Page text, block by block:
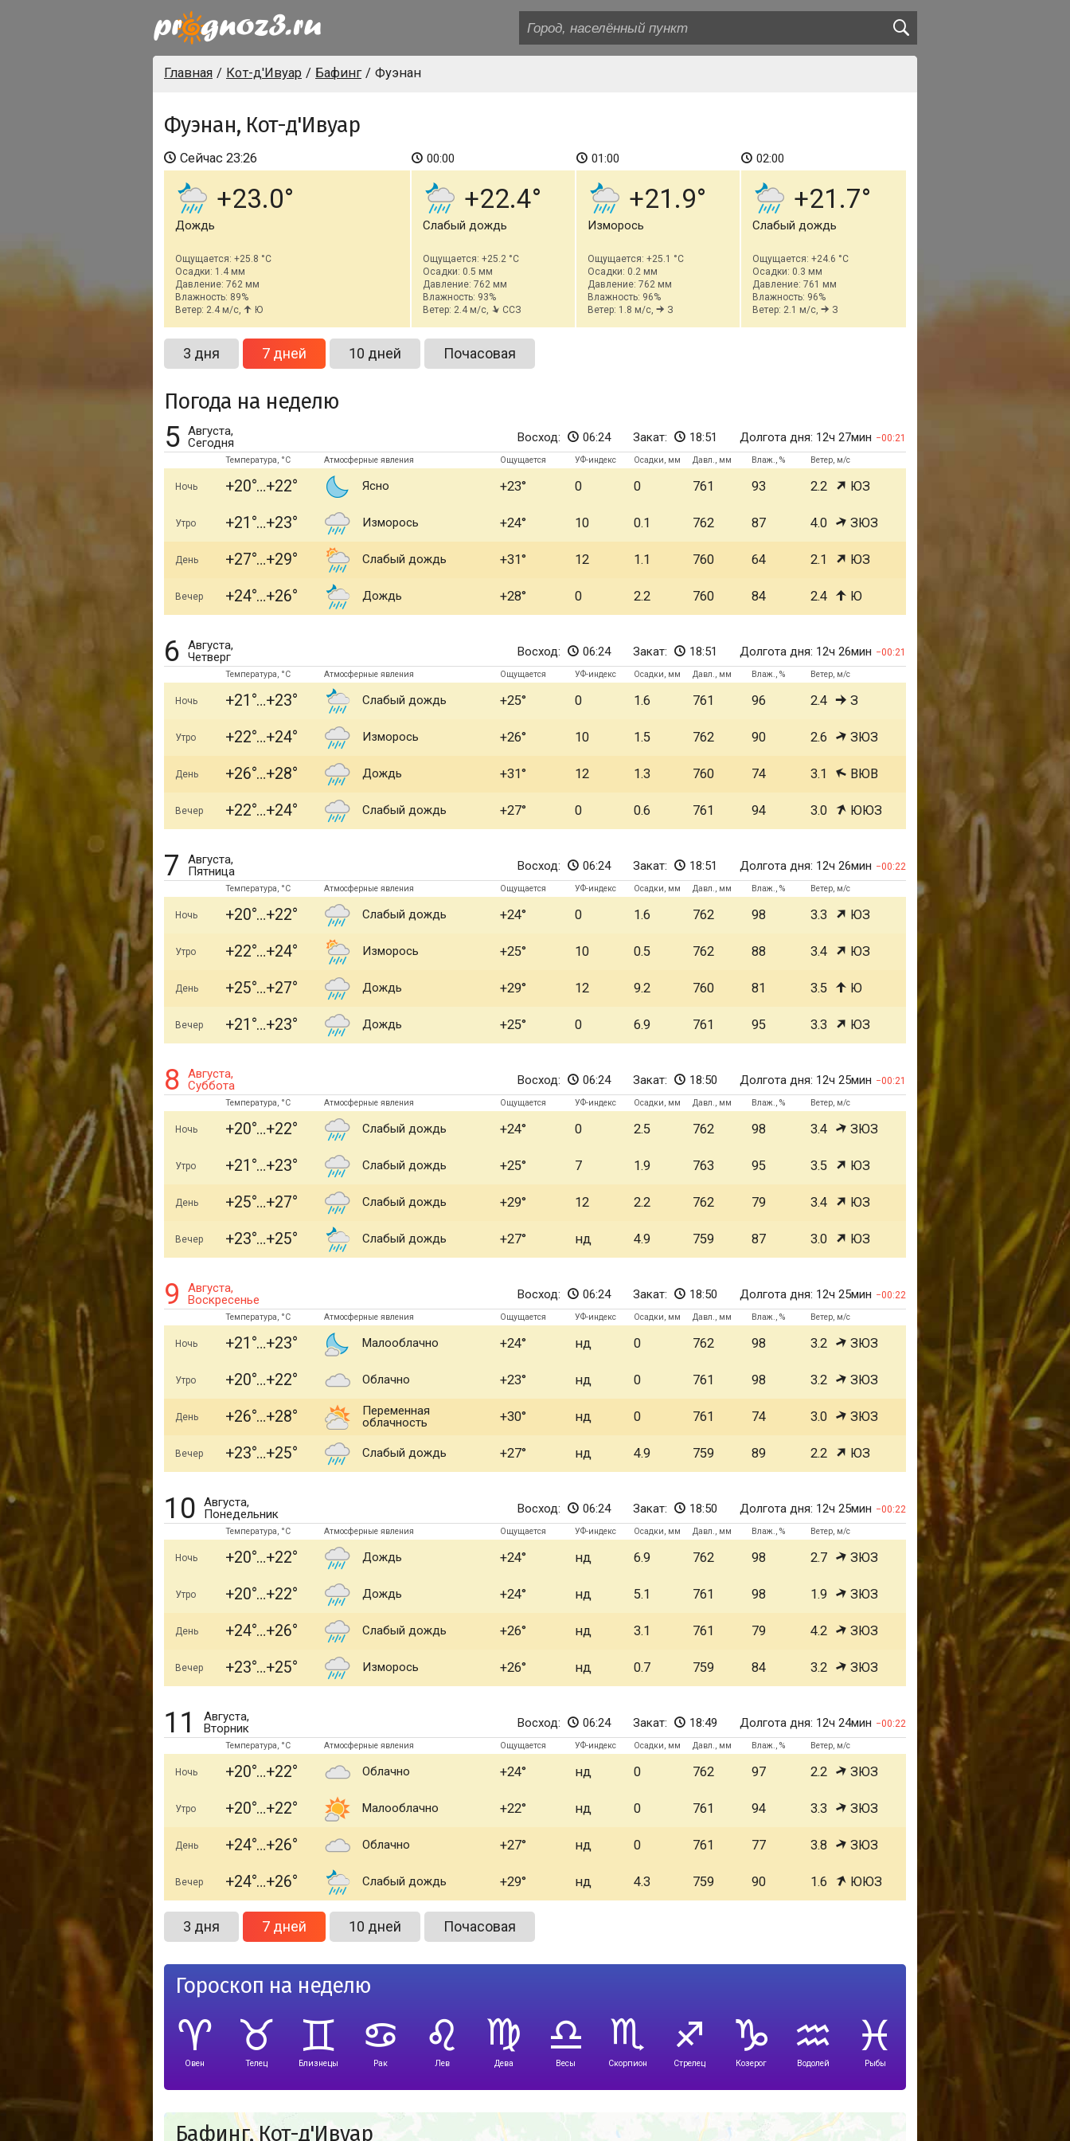
Главная Кот-д'Ивуар Бафинг Фуэнан
Фуэнан, Кот-д'Ивуар
Сейчас 23:26
+23.0
Дождь
Ощущается: +25.8 °C
Осадки: 1.4 мм
Давление: 762 мм
Влажность: 89%
Ветер: 2.4 м/с,
Ю
00:00
+22.4
Слабый дождь
Ощущается: +25.2 °C
Осадки: 0.5 мм
Давление: 762 мм
Влажность: 93%
Ветер: 2.4 м/с,
ССЗ
01:00
+21.9
Изморось
Ощущается: +25.1 °C
Осадки: 0.2 мм
Давление: 762 мм
Влажность: 96%
Ветер: 1.8 м/с,
З
02:00
+21.7
Слабый дождь
Ощущается: +24.6 °C
Осадки: 0.3 мм
Давление: 761 мм
Влажность: 96%
Ветер: 2.1 м/с,
З
3 дня 7 дней 10 дней Почасовая
Погода на неделю
5 Августа,
Сегодня
Восход: 06:24 Закат: 18:51 Долгота дня: 12ч 27мин 00:21
Температура, °C Атмосферные явления Ощущается УФ-индекс Осадки, мм Давл., мм Влаж., % Ветер, м/с
Ночь +20 +22 Ясно +23 0 0 761 93 2.2 ЮЗ
Утро +21 +23 Изморось +24 10 0.1 762 87 4.0 ЗЮЗ
День +27 +29 Слабый дождь +31 12 1.1 760 64 2.1 ЮЗ
Вечер +24 +26 Дождь +28 0 2.2 760 84 2.4 Ю
6
Августа,
Четверг
Восход: 06:24 Закат: 18:51 Долгота дня: 12ч 26мин 00:21
Температура, °C Атмосферные явления Ощущается УФ-индекс Осадки, мм Давл., мм Влаж., % Ветер, м/с
Ночь +21 +23 Слабый дождь +25 0 1.6 761 96 2.4 З
Утро +22 +24 Изморось +26 10 1.5 762 90 2.6 ЗЮЗ
День +26 +28 Дождь +31 12 1.3 760 74 3.1 ВЮВ
Вечер +22 +24 Слабый дождь +27 0 0.6 761 94 3.0 ЮЮЗ
7
Августа,
Пятница
Восход: 06:24 Закат: 18:51 Долгота дня: 12ч 26мин 00:22
Температура, °C Атмосферные явления Ощущается УФ-индекс Осадки, мм Давл., мм Влаж., % Ветер, м/с
Ночь +20 +22 Слабый дождь +24 0 1.6 762 98 3.3 ЮЗ
Утро +22 +24 Изморось +25 10 0.5 762 88 3.4 ЮЗ
День +25 +27 Дождь +29 12 9.2 760 81 3.5 Ю
Вечер +21 +23 Дождь +25 0 6.9 761 95 3.3 ЮЗ
8
Августа,
Суббота
Восход: 06:24 Закат: 18:50 Долгота дня: 12ч 25мин 00:21
Температура, °C Атмосферные явления Ощущается УФ-индекс Осадки, мм Давл., мм Влаж., % Ветер, м/с
Ночь +20 +22 Слабый дождь +24 0 2.5 762 98 3.4 ЗЮЗ
Утро +21 +23 Слабый дождь +25 7 1.9 763 95 3.5 ЮЗ
День +25 +27 Слабый дождь +29 12 2.2 762 79 3.4 ЮЗ
Вечер +23 +25 Слабый дождь +27 нд 4.9 759 87 3.0 ЮЗ
9
Августа,
Воскресенье
Восход: 06:24 Закат: 18:50 Долгота дня: 12ч 25мин 00:22
Температура, °C Атмосферные явления Ощущается УФ-индекс Осадки, мм Давл., мм Влаж., % Ветер, м/с
Ночь +21 +23 Малооблачно +24 нд 0 762 98 3.2 ЗЮЗ
Утро +20 +22 Облачно +23 нд 0 761 98 3.2 ЗЮЗ
День +26 +28
Переменная
облачность
+30 нд 0 761 74 3.0 ЗЮЗ
Вечер +23 +25 Слабый дождь +27 нд 4.9 759 89 2.2 ЮЗ
10
Августа,
Понедельник
Восход: 06:24 Закат: 18:50 Долгота дня: 12ч 25мин 00:22
Температура, °C Атмосферные явления Ощущается УФ-индекс Осадки, мм Давл., мм Влаж., % Ветер, м/с
Ночь +20 +22 Дождь +24 нд 6.9 762 98 2.7 ЗЮЗ
Утро +20 +22 Дождь +24 нд 5.1 761 98 1.9 ЗЮЗ
День +24 +26 Слабый дождь +26 нд 3.1 761 79 4.2 ЗЮЗ
Вечер +23 +25 Изморось +26 нд 0.7 759 84 3.2 ЗЮЗ
11
Августа,
Вторник
Восход: 06:24 Закат: 18:49 Долгота дня: 12ч 24мин 00:22
Температура, °C Атмосферные явления Ощущается УФ-индекс Осадки, мм Давл., мм Влаж., % Ветер, м/с
Ночь +20 +22 Облачно +24 нд 0 762 97 2.2 ЗЮЗ
Утро +20 +22 Малооблачно +22 нд 0 761 94 3.3 ЗЮЗ
День +24 +26 Облачно +27 нд 0 761 77 3.8 ЗЮЗ
Вечер +24 +26 Слабый дождь +29 нд 4.3 759 90 1.6 ЮЮЗ
3 дня 7 дней 10 дней Почасовая
Гороскоп на неделю
Овен Телец Близнецы Рак Лев Дева Весы Скорпион Стрелец Козерог Водолей Рыбы
Бафинг, Кот-д'Ивуар